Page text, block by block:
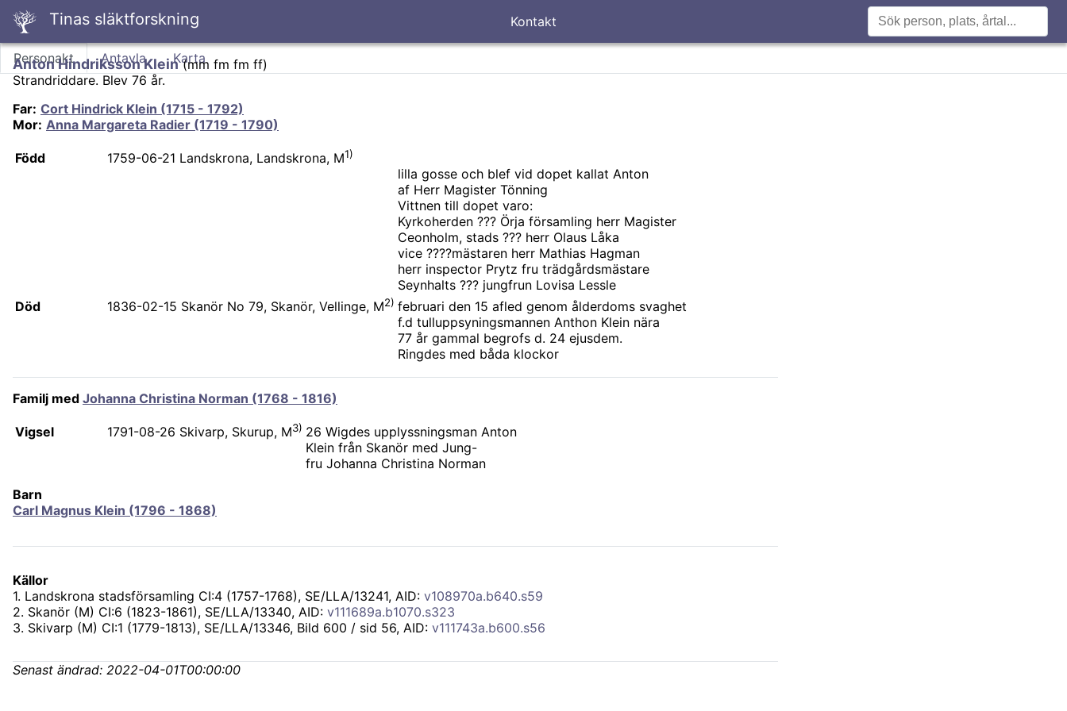
Tinas släktforskning Kontakt
Personakt Antavla Karta
Anton Hindriksson Klein (mm fm fm ff)
Strandriddare. Blev 76 år.
Far: Cort Hindrick Klein (1715 - 1792)
Mor: Anna Margareta Radier (1719 - 1790)
Född 1759-06-21 Landskrona, Landskrona, M1)
lilla gosse och blef vid dopet kallat Anton
af Herr Magister Tönning
Vittnen till dopet varo:
Kyrkoherden ??? Örja församling herr Magister
Ceonholm, stads ??? herr Olaus Låka
vice ????mästaren herr Mathias Hagman
herr inspector Prytz fru trädgårdsmästare
Seynhalts ??? jungfrun Lovisa Lessle
Död
1836-02-15 Skanör No 79, Skanör, Vellinge, M2) februari den 15 afled genom ålderdoms svaghet
f.d tulluppsyningsmannen Anthon Klein nära
77 år gammal begrofs d. 24 ejusdem.
Ringdes med båda klockor
Familj med Johanna Christina Norman (1768 - 1816)
Vigsel 1791-08-26 Skivarp, Skurup, M3) 26 Wigdes upplyssningsman Anton
Klein från Skanör med Jung-
fru Johanna Christina Norman
Barn
Carl Magnus Klein (1796 - 1868)
Källor
1. Landskrona stadsförsamling CI:4 (1757-1768), SE/LLA/13241, AID: v108970a.b640.s59
2. Skanör (M) CI:6 (1823-1861), SE/LLA/13340, AID: v111689a.b1070.s323
3. Skivarp (M) CI:1 (1779-1813), SE/LLA/13346, Bild 600 / sid 56, AID: v111743a.b600.s56
Senast ändrad: 2022-04-01T00:00:00